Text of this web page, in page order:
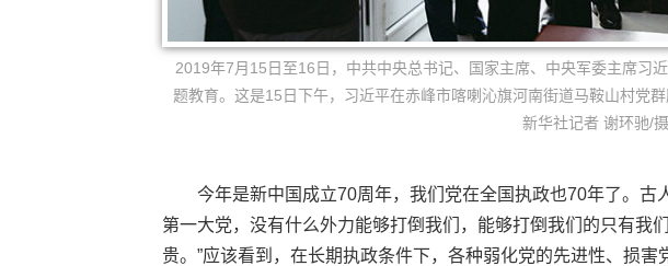
2019年7月15日至16日，中共中央总书记、国家主席、中央军委主席习
题教育。这是15日下午，习近平在赤峰市喀喇沁旗河南街道马鞍山村党
新华社记者 谢环驰/摄
今年是新中国成立70周年，我们党在全国执政也70年了。古
第一大党，没有什么外力能够打倒我们，能够打倒我们的只有我
贵。”应该看到，在长期执政条件下，各种弱化党的先进性、损